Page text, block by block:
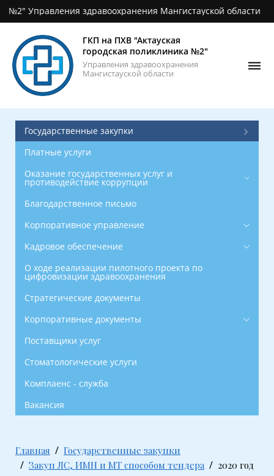
Главная
поликлинике
Новости
Фотогалерея
Контакты
ОСМС
График
приёма
здравоохранения Мангистауской области
ГКП на ПХВ "Актауская
городская поликлиника №2"
Управления здравоохранения
Мангистауской области
Государственные закупки
Платные услуги
Оказание государственных услуг и
противодействие коррупции
Благодарственное письмо
Корпоративное управление
Кадровое обеспечение
О ходе реализации пилотного проекта по
цифровизации здравоохранения
Стратегические документы
Корпоративные документы
Поставщики услуг
Стоматологические услуги
Комплаенс - служба
Вакансия
Главная
Государственные закупки
Закуп ЛС, ИМН и МТ способом тендера
2020 год